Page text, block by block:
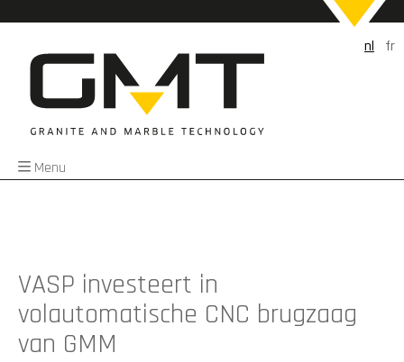
Menu
nl fr
VASP investeert in
volautomatische CNC brugzaag
van GMM